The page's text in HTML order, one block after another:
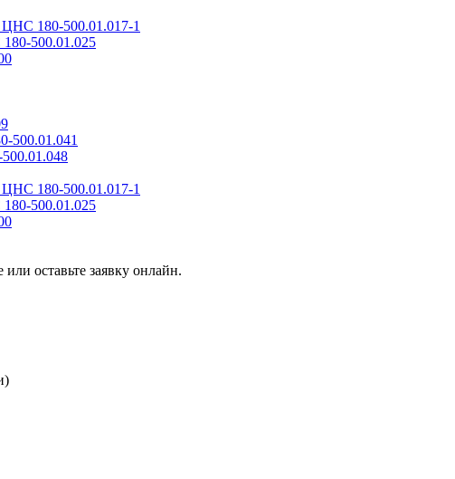
180-500.01.017-1
500.01.025
500.01.041
180-500.01.017-1
500.01.025
оставьте заявку онлайн.